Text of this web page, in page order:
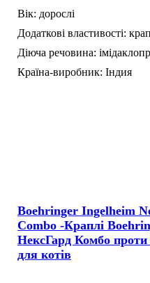
Вік: дорослі
Додаткові властивості:
Діюча речовина:
Країна-виробник: Індия
Boehringer Ingelheim
Combo -Краплі
НексГард Комбо проти
для котів